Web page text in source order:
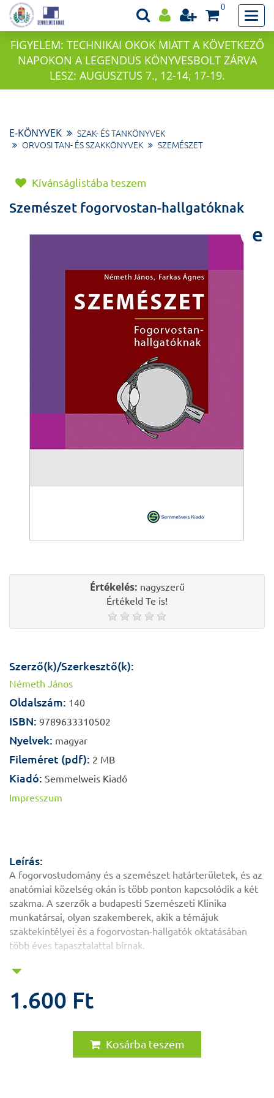
0
FIGYELEM: TECHNIKAI OKOK MIATT A KÖVETKEZŐ
NAPOKON A LEGENDUS KÖNYVESBOLT ZÁRVA
LESZ: AUGUSZTUS 7., 12-14, 17-19.
E-KÖNYVEK
SZAK- ÉS TANKÖNYVEK
ORVOSI TAN- ÉS SZAKKÖNYVEK
SZEMÉSZET
Kívánságlistába teszem
Szemészet fogorvostan-hallgatóknak
e
Értékelés: nagyszerű
Értékeld Te is!
Szerző(k)/Szerkesztő(k):
Németh János
Oldalszám: 140
ISBN: 9789633310502
Nyelvek: magyar
Fileméret (pdf): 2 MB
Kiadó: Semmelweis Kiadó
Impresszum
Leírás:
A fogorvostudomány és a szemészet határterületek, és az
anatómiai közelség okán is több ponton kapcsolódik a két
szakma. A szerzők a budapesti Szemészeti Klinika
munkatársai, olyan szakemberek, akik a témájuk
szaktekintélyei és a fogorvostan-hallgatók oktatásában
több éves tapasztalattal bírnak.
1.600 Ft
Kosárba teszem